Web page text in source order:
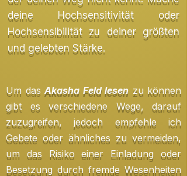
deine Hochsensitivität oder
Hochsensibilität zu deiner größten
und gelebten Stärke.
Um das Akasha Feld lesen zu können
gibt es verschiedene Wege, darauf
zuzugreifen, jedoch empfehle ich
Gebete oder ähnliches zu vermeiden,
um das Risiko einer Einladung oder
Besetzung durch fremde Wesenheiten